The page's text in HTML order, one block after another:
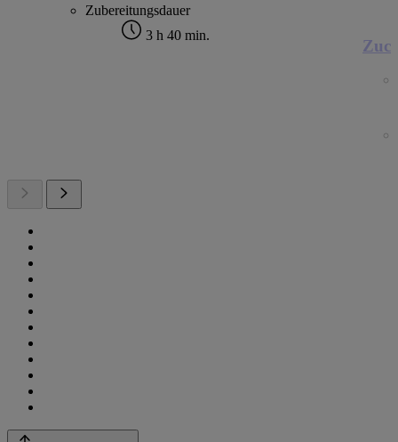
Zubereitungsdauer
3 h 40 min.